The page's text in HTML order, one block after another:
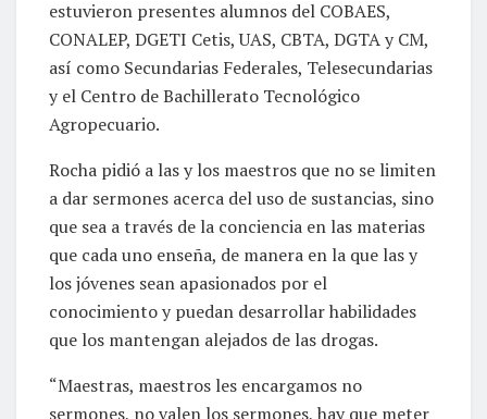
estuvieron presentes alumnos del COBAES,
CONALEP, DGETI Cetis, UAS, CBTA, DGTA y CM,
así como Secundarias Federales, Telesecundarias
y el Centro de Bachillerato Tecnológico
Agropecuario.
Rocha pidió a las y los maestros que no se limiten
a dar sermones acerca del uso de sustancias, sino
que sea a través de la conciencia en las materias
que cada uno enseña, de manera en la que las y
los jóvenes sean apasionados por el
conocimiento y puedan desarrollar habilidades
que los mantengan alejados de las drogas.
“Maestras, maestros les encargamos no
sermones, no valen los sermones, hay que meter